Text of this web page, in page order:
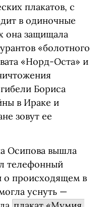
плакатов, с
в одиночные
она защищала
«болотного
«Норд-Оста» и
Бориса
в Ираке и
зовут ее
Осипова вышла
телефонный
о происходящем в
уснуть —